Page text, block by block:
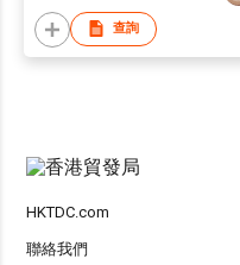
查詢
HKTDC.com
聯絡我們